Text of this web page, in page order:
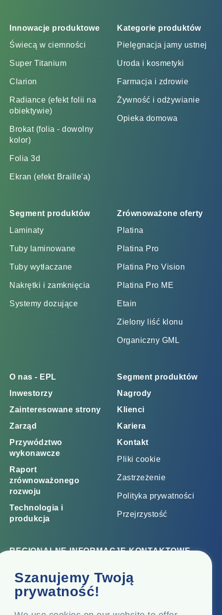
Szanujemy Twoją
prywatność!
Innowacje produktowe
Świecą w ciemności
Super Titanium
Clarion
Radiance (efekt folii na
obiektywie)
Brokat (folia - dowolny
kolor)
Folia 3d
Ekran (efekt Braille'a)
Kategorie produktów
Pielęgnacja jamy ustnej
Uroda i kosmetyki
Farmacja i zdrowie
Żywność i odżywianie
Opieka domowa
Segment produktów
Laminaty
Tuby laminowane
Tuby wytłaczane
Nakrętki i zamknięcia
Systemy dozujące
Zrównoważone oferty
Platina
Platina Pro
Platina Pro Vision
Platina Pro ME
Etain
Zielony liść klonu
Organiczny GML
O nas - EPL
Inwestorzy
Zainteresowane strony
Zarząd
Przywództwo
wykonawcze
Raport
zrównoważonego
rozwoju
Technologia i
produkcja
Segment produktów
Nagrody
Klienci
Kariera
Kontakt
Pliki cookie
Zastrzeżenie
Polityka prywatności
Przejrzystość
REGIONALNE INFORMACJE KONTAKTOWE
Biuro korporacyjne
Top Floor, Times Tower, Kamala City, Senapati Bapat
Marg, Lower Parel, Mumbai - 400 013, Maharashtra,